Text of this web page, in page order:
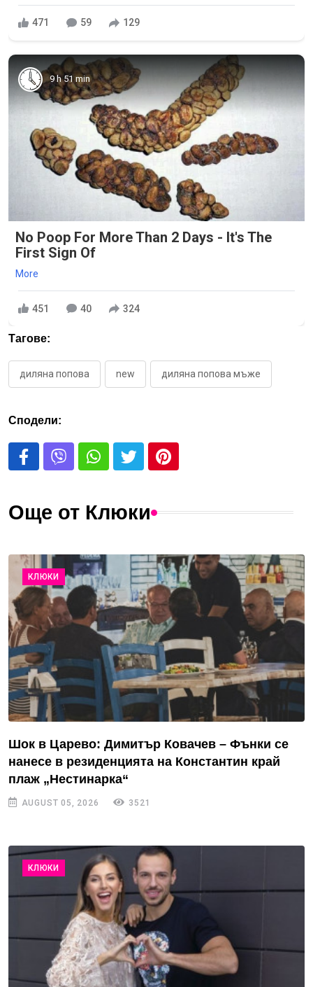
471 59 129
9 h 51 min
No Poop For More Than 2 Days - It's The
First Sign Of
More
451 40 324
Тагове:
диляна попова new диляна попова мъже
Сподели:
Още от Клюки
КЛЮКИ
Шок в Царево: Димитър Ковачев – Фънки се
нанесе в резиденцията на Константин край
плаж „Нестинарка“
AUGUST 05, 2026 3521
КЛЮКИ